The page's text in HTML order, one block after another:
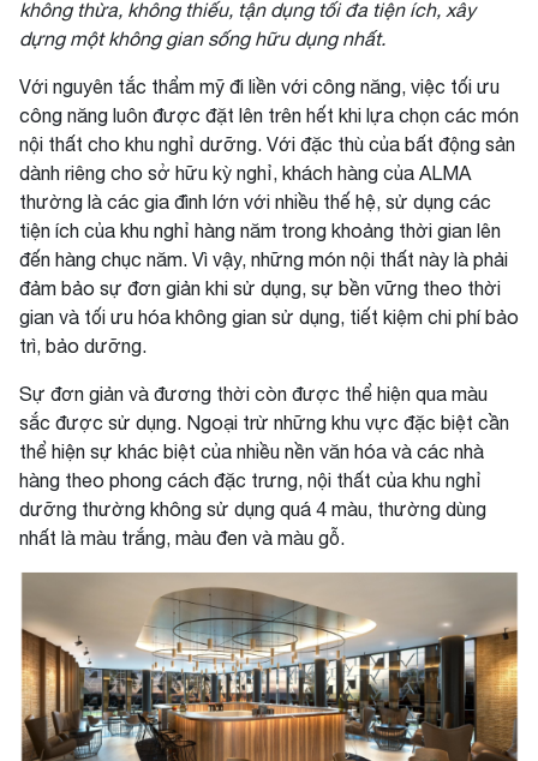
không thừa, không thiếu, tận dụng tối đa tiện ích, xây
dựng một không gian sống hữu dụng nhất.
Với nguyên tắc thẩm mỹ đi liền với công năng, việc tối ưu
công năng luôn được đặt lên trên hết khi lựa chọn các món
nội thất cho khu nghỉ dưỡng. Với đặc thù của bất động sản
dành riêng cho sở hữu kỳ nghỉ, khách hàng của ALMA
thường là các gia đình lớn với nhiều thế hệ, sử dụng các
tiện ích của khu nghỉ hàng năm trong khoảng thời gian lên
đến hàng chục năm. Vì vậy, những món nội thất này là phải
đảm bảo sự đơn giản khi sử dụng, sự bền vững theo thời
gian và tối ưu hóa không gian sử dụng, tiết kiệm chi phí bảo
trì, bảo dưỡng.
Sự đơn giản và đương thời còn được thể hiện qua màu
sắc được sử dụng. Ngoại trừ những khu vực đặc biệt cần
thể hiện sự khác biệt của nhiều nền văn hóa và các nhà
hàng theo phong cách đặc trưng, nội thất của khu nghỉ
dưỡng thường không sử dụng quá 4 màu, thường dùng
nhất là màu trắng, màu đen và màu gỗ.